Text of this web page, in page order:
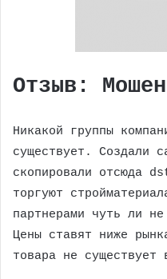
Отзыв:
Никакой группы
существует. Создали
скопировали отсюда
торгуют
партнерами чуть ли
Цены ставят ниже
товара не существует